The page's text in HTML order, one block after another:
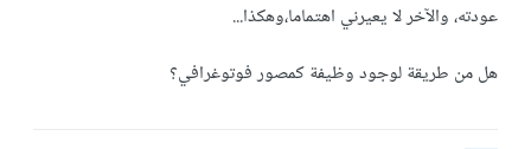
عودته، والآخر لا يعيرني اهتماما،وهكذا...
هل من طريقة لوجود وظيفة كمصور فوتوغرافي؟